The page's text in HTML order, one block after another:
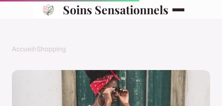
Soins Sensationnels
Accueil›Shopping